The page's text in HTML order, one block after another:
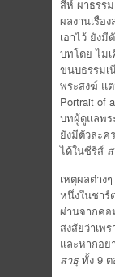
สีห์ ผาธรร
ผลงานเรื่อ
เอาไว้ ยังมี
บทโดย ไม
ขนบธรรมเ
พระสงฆ์ แ
Portrait of
บทผู้ดูแลพร
ยังมีตัวละค
ได้ในซีรีส์
เหตุผลต่าง
หนึ่งในชาร์
ผ่านจากค
สงสัยว่าเพ
และหากอ
สาธุทั้ง 9 ต